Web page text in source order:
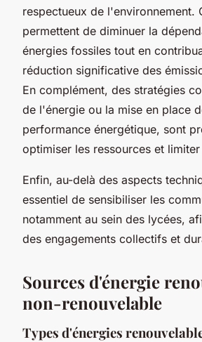
respectueux de l'environnement.
permettent de diminuer la
énergies fossiles tout en
réduction significative des
En complément, des stratégies
de l'énergie ou la mise en place
performance énergétique, sont
optimiser les ressources et
Enfin, au-delà des aspects
essentiel de sensibiliser les
notamment au sein des lycées,
des engagements collectifs et
Sources d'énergie
non-renouvelable
Types d'énergies